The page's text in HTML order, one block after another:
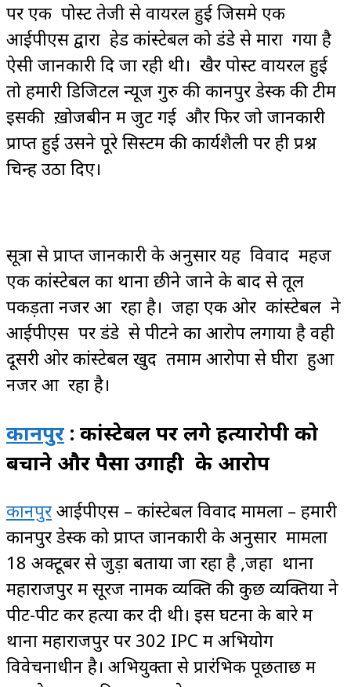
पर एक पोस्ट तेजी से वायरल हुई जिसमे एक
आईपीएस द्वारा हेड कांस्टेबल को डंडे से मारा गया है
ऐसी जानकारी दि जा रही थी। खैर पोस्ट वायरल हुई
तो हमारी डिजिटल न्यूज गुरु की कानपुर डेस्क की टीम
इसकी ख़ोजबीन में जुट गई और फिर जो जानकारी
प्राप्त हुई उसने पूरे सिस्टम की कार्यशैली पर ही प्रश्न
चिन्ह उठा दिए।
सूत्रों से प्राप्त जानकारी के अनुसार यह विवाद महज
एक कांस्टेबल का थाना छीने जाने के बाद से तूल
पकड़ता नजर आ रहा है। जहा एक ओर कांस्टेबल ने
आईपीएस पर डंडे से पीटने का आरोप लगाया है वही
दूसरी ओर कांस्टेबल खुद तमाम आरोपों से घीरा हुआ
नजर आ रहा है।
कानपुर : कांस्टेबल पर लगे हत्यारोपी को
बचाने और पैसा उगाही के आरोप
कानपुर आईपीएस – कांस्टेबल विवाद मामला – हमारी
कानपुर डेस्क को प्राप्त जानकारी के अनुसार मामला
18 अक्टूबर से जुड़ा बताया जा रहा है ,जहा थाना
महाराजपुर में सूरज नामक व्यक्ति की कुछ व्यक्तियों ने
पीट-पीट कर हत्या कर दी थी। इस घटना के बारे में
थाना महाराजपुर पर 302 IPC में अभियोग
विवेचनाधीन है। अभियुक्तों से प्रारंभिक पूछताछ में